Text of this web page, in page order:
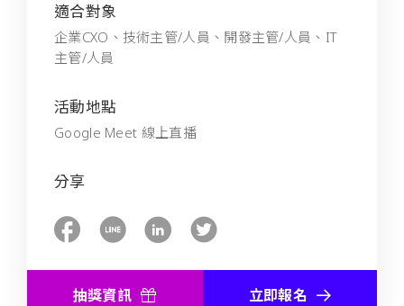
適合對象
企業CXO、技術主管/人員、開發主管/人員、IT
主管/人員
活動地點
Google Meet 線上直播
分享
抽獎資訊 立即報名